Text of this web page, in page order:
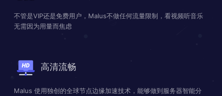
不管是VIP还是免费用户，Malus不做任何流量限制，看视频听音乐
无需因为用量而焦虑
高清流畅
Malus 使用独创的全球节点边缘加速技术，能够做到服务器智能分